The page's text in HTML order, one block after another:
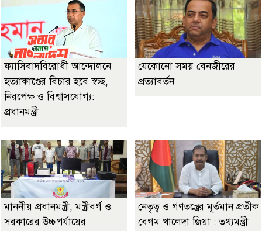
ফ্যাসিবাদবিরোধী আন্দোলনে
হত্যাকাণ্ডের বিচার হবে স্বচ্ছ,
নিরপেক্ষ ও বিশ্বাসযোগ্য:
প্রধানমন্ত্রী
যেকোনো সময় বেনজীরের
প্রত্যাবর্তন
মাননীয় প্রধানমন্ত্রী, মন্ত্রীবর্গ ও
সরকারের উচ্চপর্যায়ের
নেতৃত্ব ও গণতন্ত্রের মূর্তমান প্রতীক
বেগম খালেদা জিয়া : তথ্যমন্ত্রী